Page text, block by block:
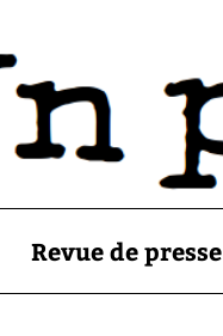
Revue de presse